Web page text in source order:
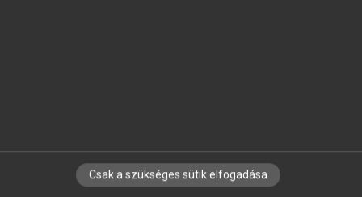
IRATKOZZ FEL HÍRLEVELÜNKRE!
Csak a szükséges sütik elfogadása